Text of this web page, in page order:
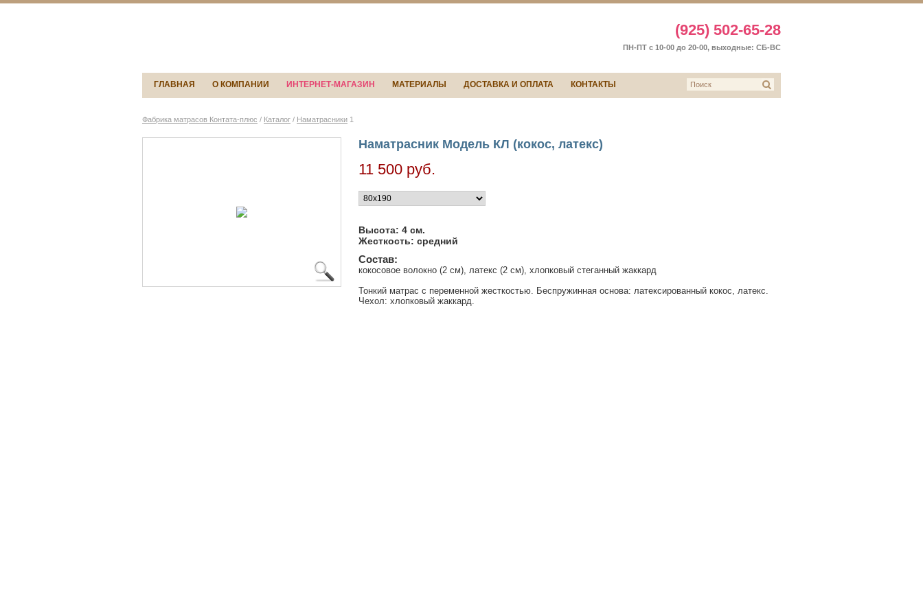
(925) 502-65-28
ПН-ПТ с 10-00 до 20-00, выходные: СБ-ВС
ГЛАВНАЯ О КОМПАНИИ ИНТЕРНЕТ-МАГАЗИН МАТЕРИАЛЫ ДОСТАВКА И ОПЛАТА КОНТАКТЫ
Фабрика матрасов Контата-плюс / Каталог / Наматраcники 1
Наматрасник Модель КЛ (кокос, латекс)
11 500 руб.
Высота: 4 см.
Жесткость: средний
Состав:
кокосовое волокно (2 см), латекс (2 см), хлопковый стеганный жаккард
Тонкий матрас с переменной жесткостью. Беспружинная основа: латексированный кокос, латекс.
Чехол: хлопковый жаккард.